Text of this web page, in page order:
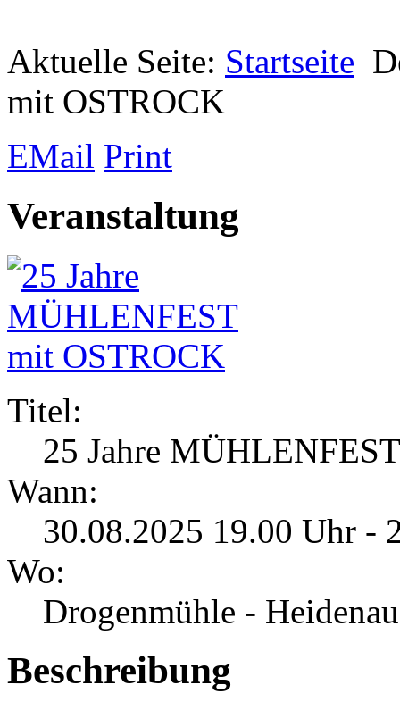
Aktuelle Seite: Startseite
mit OSTROCK
EMail Print
Veranstaltung
Titel:
25 Jahre
Wann:
30.08.2025 19.00 Uhr -
Wo:
Drogenmühle - Heidenau
Beschreibung